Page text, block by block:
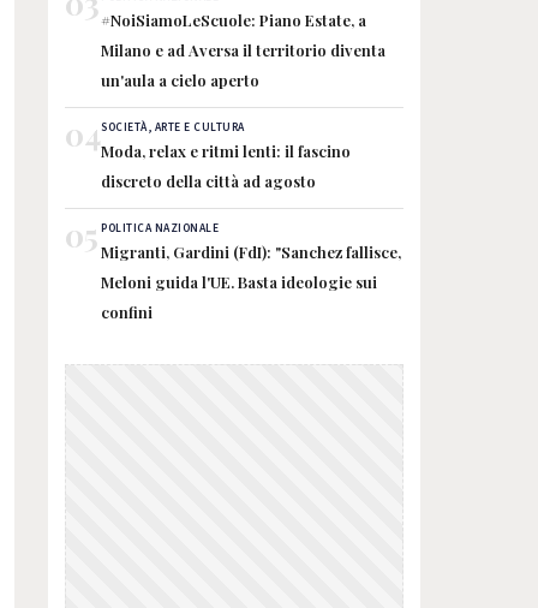
#NoiSiamoLeScuole: Piano Estate, a
Milano e ad Aversa il territorio diventa
un'aula a cielo aperto
04SOCIETÀ, ARTE E CULTURA
Moda, relax e ritmi lenti: il fascino
discreto della città ad agosto
05 POLITICA NAZIONALE
Migranti, Gardini (FdI): "Sanchez fallisce,
Meloni guida l'UE. Basta ideologie sui
confini